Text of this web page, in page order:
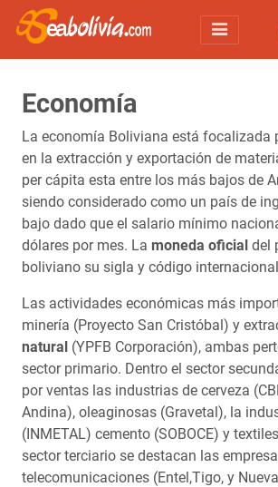
Economía
La economía Boliviana está focalizada
en la extracción y exportación de
per cápita esta entre los más bajos de
siendo considerado como un país de
bajo dado que el salario mínimo
dólares por mes. La moneda oficial del
boliviano su sigla y código
Las actividades económicas más
minería (Proyecto San Cristóbal) y
natural (YPFB Corporación), ambas
sector primario. Dentro el sector
por ventas las industrias de cerveza
Andina), oleaginosas (Gravetal), la
(INMETAL) cemento (SOBOCE) y
sector terciario se destacan las
telecomunicaciones (Entel,Tigo, y